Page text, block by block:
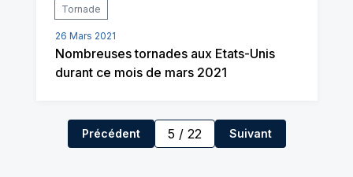
Tornade
26 Mars 2021
Nombreuses tornades aux Etats-Unis
durant ce mois de mars 2021
Précédent 5 / 22 Suivant